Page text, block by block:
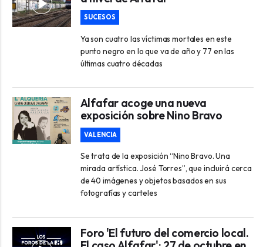
SUCESOS
Ya son cuatro las víctimas mortales en este
punto negro en lo que va de año y 77 en las
últimas cuatro décadas
Alfafar acoge una nueva
exposición sobre Nino Bravo
VALENCIA
Se trata de la exposición “Nino Bravo. Una
mirada artística. José Torres”, que incluirá cerca
de 40 imágenes y objetos basados en sus
fotografías y carteles
Foro 'El futuro del comercio local.